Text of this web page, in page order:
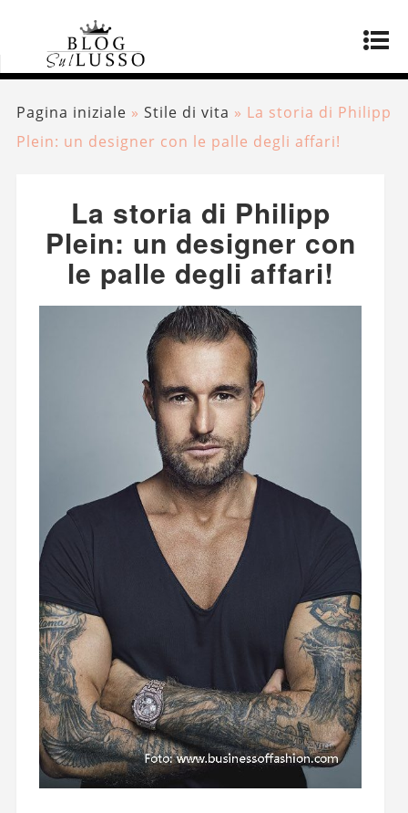
Pagina iniziale » Stile di vita » La storia di Philipp
Plein: un designer con le palle degli affari!
La storia di Philipp
Plein: un designer con
le palle degli affari!